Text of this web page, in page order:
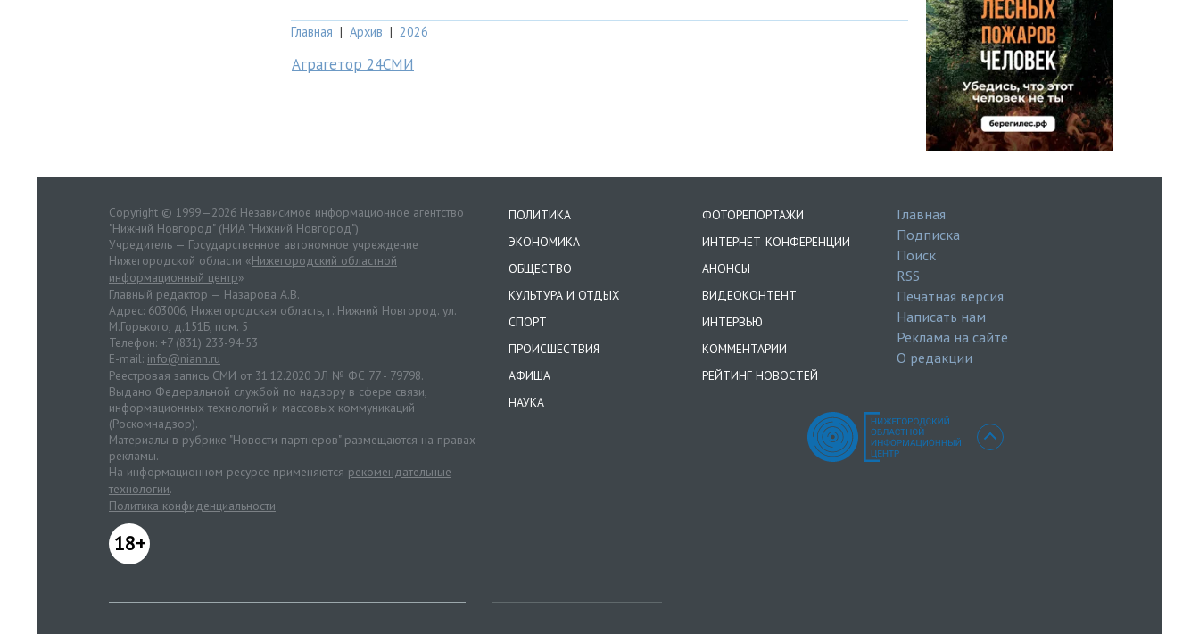
Главная | Архив | 2026
Аграгетор 24СМИ
Copyright © 1999—2026 Независимое информационное агентство
"Нижний Новгород" (НИА "Нижний Новгород")
Учредитель — Государственное автономное учреждение
Нижегородской области «Нижегородский областной
информационный центр»
Главный редактор — Назарова А.В.
Адрес: 603006, Нижегородская область, г. Нижний Новгород. ул.
М.Горького, д.151Б, пом. 5
Телефон: +7 (831) 233-94-53
E-mail: info@niann.ru
Реестровая запись СМИ от 31.12.2020 ЭЛ № ФС 77 - 79798.
Выдано Федеральной службой по надзору в сфере связи,
информационных технологий и массовых коммуникаций
(Роскомнадзор).
Материалы в рубрике "Новости партнеров" размещаются на правах
рекламы.
На информационном ресурсе применяются рекомендательные
технологии.
Политика конфиденциальности
18+
ПОЛИТИКА
ЭКОНОМИКА
ОБЩЕСТВО
КУЛЬТУРА И ОТДЫХ
СПОРТ
ПРОИСШЕСТВИЯ
АФИША
НАУКА
ФОТОРЕПОРТАЖИ
ИНТЕРНЕТ-КОНФЕРЕНЦИИ
АНОНСЫ
ВИДЕОКОНТЕНТ
ИНТЕРВЬЮ
КОММЕНТАРИИ
РЕЙТИНГ НОВОСТЕЙ
Главная
Подписка
Поиск
RSS
Печатная версия
Написать нам
Реклама на сайте
О редакции